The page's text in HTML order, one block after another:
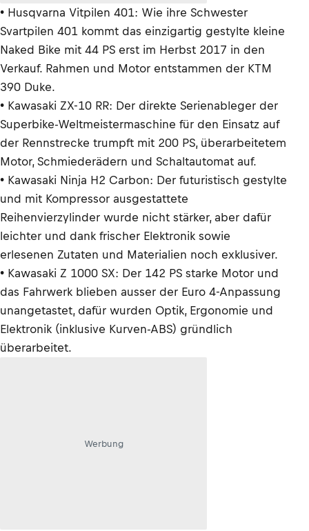
• Husqvarna Vitpilen 401: Wie ihre Schwester
Svartpilen 401 kommt das einzigartig gestylte kleine
Naked Bike mit 44 PS erst im Herbst 2017 in den
Verkauf. Rahmen und Motor entstammen der KTM
390 Duke.
• Kawasaki ZX-10 RR: Der direkte Serienableger der
Superbike-Weltmeistermaschine für den Einsatz auf
der Rennstrecke trumpft mit 200 PS, überarbeitetem
Motor, Schmiederädern und Schaltautomat auf.
• Kawasaki Ninja H2 Carbon: Der futuristisch gestylte
und mit Kompressor ausgestattete
Reihenvierzylinder wurde nicht stärker, aber dafür
leichter und dank frischer Elektronik sowie
erlesenen Zutaten und Materialien noch exklusiver.
• Kawasaki Z 1000 SX: Der 142 PS starke Motor und
das Fahrwerk blieben ausser der Euro 4-Anpassung
unangetastet, dafür wurden Optik, Ergonomie und
Elektronik (inklusive Kurven-ABS) gründlich
überarbeitet.
Werbung